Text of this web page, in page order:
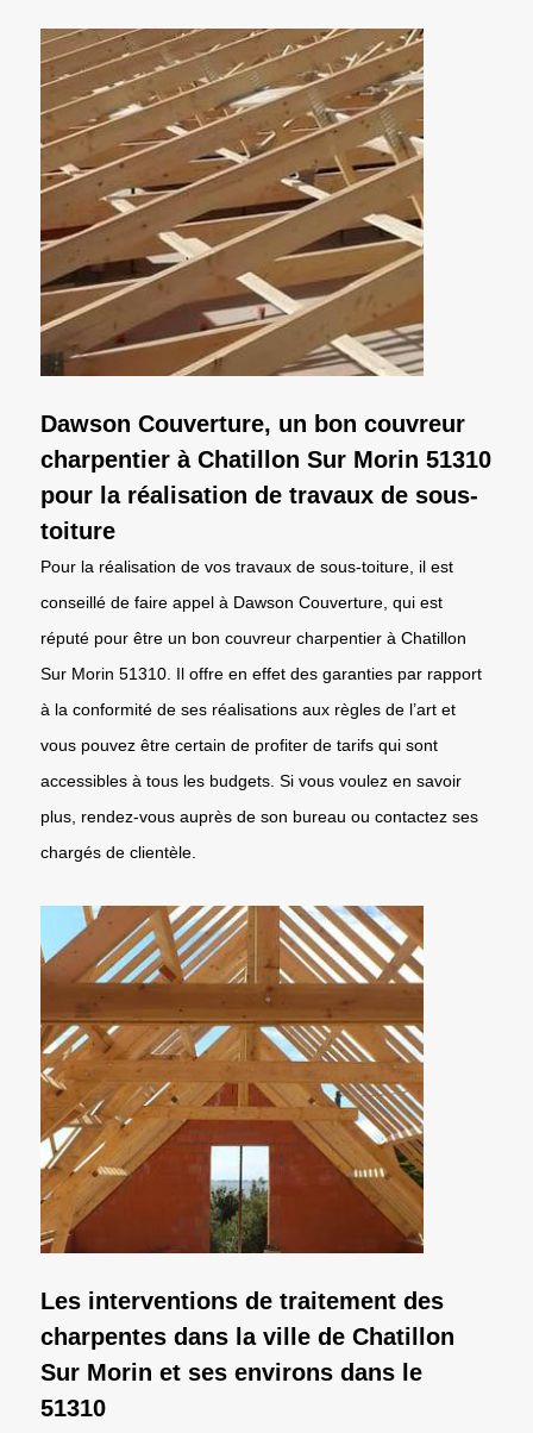
Dawson Couverture, un bon couvreur
charpentier à Chatillon Sur Morin 51310
pour la réalisation de travaux de sous-
toiture
Pour la réalisation de vos travaux de sous-toiture, il est
conseillé de faire appel à Dawson Couverture, qui est
réputé pour être un bon couvreur charpentier à Chatillon
Sur Morin 51310. Il offre en effet des garanties par rapport
à la conformité de ses réalisations aux règles de l’art et
vous pouvez être certain de profiter de tarifs qui sont
accessibles à tous les budgets. Si vous voulez en savoir
plus, rendez-vous auprès de son bureau ou contactez ses
chargés de clientèle.
Les interventions de traitement des
charpentes dans la ville de Chatillon
Sur Morin et ses environs dans le
51310